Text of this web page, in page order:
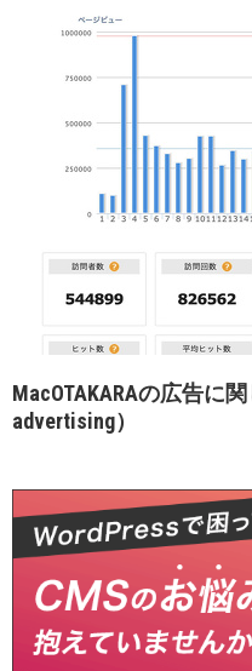
MacOTAKARAの広告に
advertising）